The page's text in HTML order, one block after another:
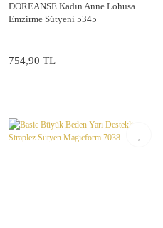
DOREANSE Kadın Anne Lohusa
Emzirme Sütyeni 5345
754,90 TL